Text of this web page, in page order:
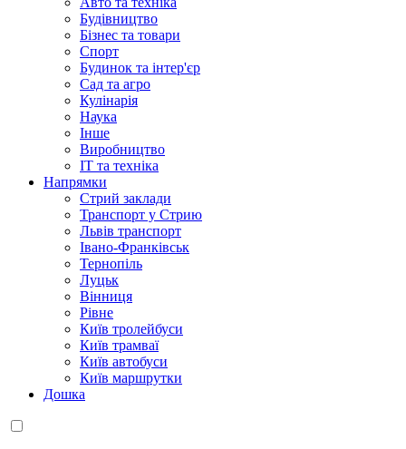
Будівництво
Бізнес та товари
Спорт
Будинок та інтер'єр
Сад та агро
Кулінарія
Наука
Інше
Виробництво
IT та техніка
Напрямки
Стрий заклади
Транспорт у Стрию
Львів транспорт
Івано-Франківськ
Тернопіль
Луцьк
Вінниця
Рівне
Київ тролейбуси
Київ трамваї
Київ автобуси
Київ маршрутки
Дошка